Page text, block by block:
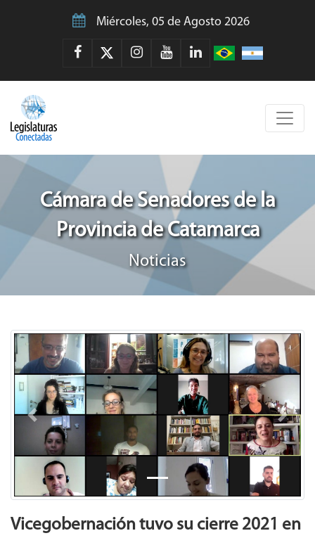
Miércoles, 05 de Agosto 2026
Cámara de Senadores de la
Provincia de Catamarca
Noticias
Previous Next
Vicegobernación tuvo su cierre 2021 en